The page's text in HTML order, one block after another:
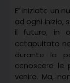
E’ iniziato un
ad ogni inizio,
il futuro, in
catapultato
durante la
conoscere le
venire. Ma,